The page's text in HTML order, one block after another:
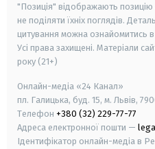
"Позиція" відображають позицію
не поділяти їхніх поглядів.
цитування можна ознайомитись
Усі права захищені. Матеріали
року (21+)
Онлайн-медіа «24 Канал»
пл. Галицька, буд. 15, м. Львів,
Телефон +380 (32) 229-77-77
Адреса електронної пошти —
Ідентифікатор онлайн-медіа в